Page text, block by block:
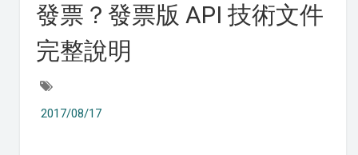
發票？發票版 API 技術文件
完整說明
2017/08/17